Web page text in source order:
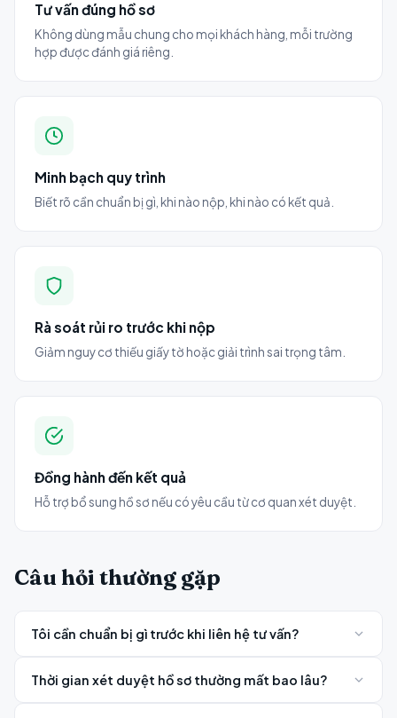
Tư vấn đúng hồ sơ
Không dùng mẫu chung cho mọi khách hàng, mỗi trường
hợp được đánh giá riêng.
Minh bạch quy trình
Biết rõ cần chuẩn bị gì, khi nào nộp, khi nào có kết quả.
Rà soát rủi ro trước khi nộp
Giảm nguy cơ thiếu giấy tờ hoặc giải trình sai trọng tâm.
Đồng hành đến kết quả
Hỗ trợ bổ sung hồ sơ nếu có yêu cầu từ cơ quan xét duyệt.
Câu hỏi thường gặp
Tôi cần chuẩn bị gì trước khi liên hệ tư vấn?
đi và tình trạng hồ sơ hiện tại. Chuyên viên Visamon sẽ
Thời gian xét duyệt hồ sơ thường mất bao lâu?